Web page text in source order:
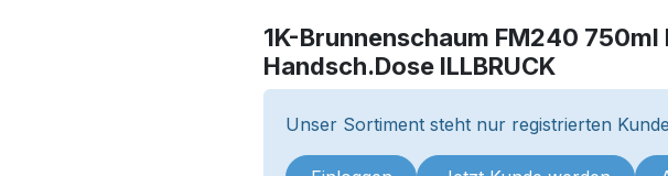
1K-Brunnenschaum FM240 750ml
Handsch.Dose ILLBRUCK
Unser Sortiment steht nur registrierten